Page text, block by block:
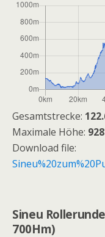
Gesamtstrecke:
Maximale Höhe:
Download file:
Sineu
700Hm)